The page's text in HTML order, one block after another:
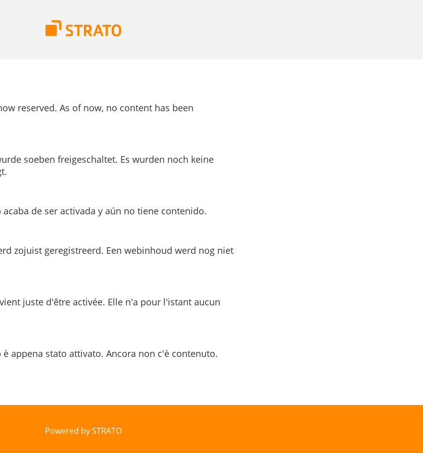
reserved. As of now, no content has been
soeben freigeschaltet. Es wurden noch keine
acaba de ser activada y aún no tiene contenido.
zojuist geregistreerd. Een webinhoud werd nog niet
juste d'être activée. Elle n'a pour l'istant aucun
è appena stato attivato. Ancora non c'è contenuto.
Powered by STRATO